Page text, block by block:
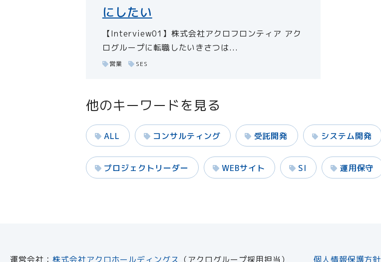
にしたい
【Interview01】株式会社アクロフロンティア アク
ログループに転職したいきさつは...
営業 SES
他のキーワードを見る
ALL コンサルティング 受託開発 システム開発
プロジェクトリーダー WEBサイト SI 運用保守
運営会社： 株式会社アクロホールディングス （アクログループ採用担当） 個人情報保護方針